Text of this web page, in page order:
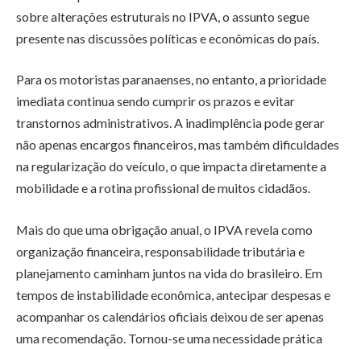
sobre alterações estruturais no IPVA, o assunto segue
presente nas discussões políticas e econômicas do país.
Para os motoristas paranaenses, no entanto, a prioridade
imediata continua sendo cumprir os prazos e evitar
transtornos administrativos. A inadimplência pode gerar
não apenas encargos financeiros, mas também dificuldades
na regularização do veículo, o que impacta diretamente a
mobilidade e a rotina profissional de muitos cidadãos.
Mais do que uma obrigação anual, o IPVA revela como
organização financeira, responsabilidade tributária e
planejamento caminham juntos na vida do brasileiro. Em
tempos de instabilidade econômica, antecipar despesas e
acompanhar os calendários oficiais deixou de ser apenas
uma recomendação. Tornou-se uma necessidade prática